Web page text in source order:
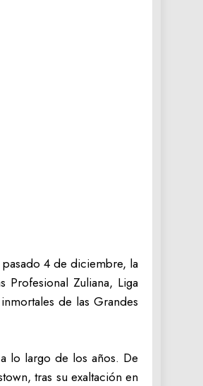
4 de diciembre, la
Zuliana, Liga
de las Grandes
lo largo de los años. De
tras su exaltación en